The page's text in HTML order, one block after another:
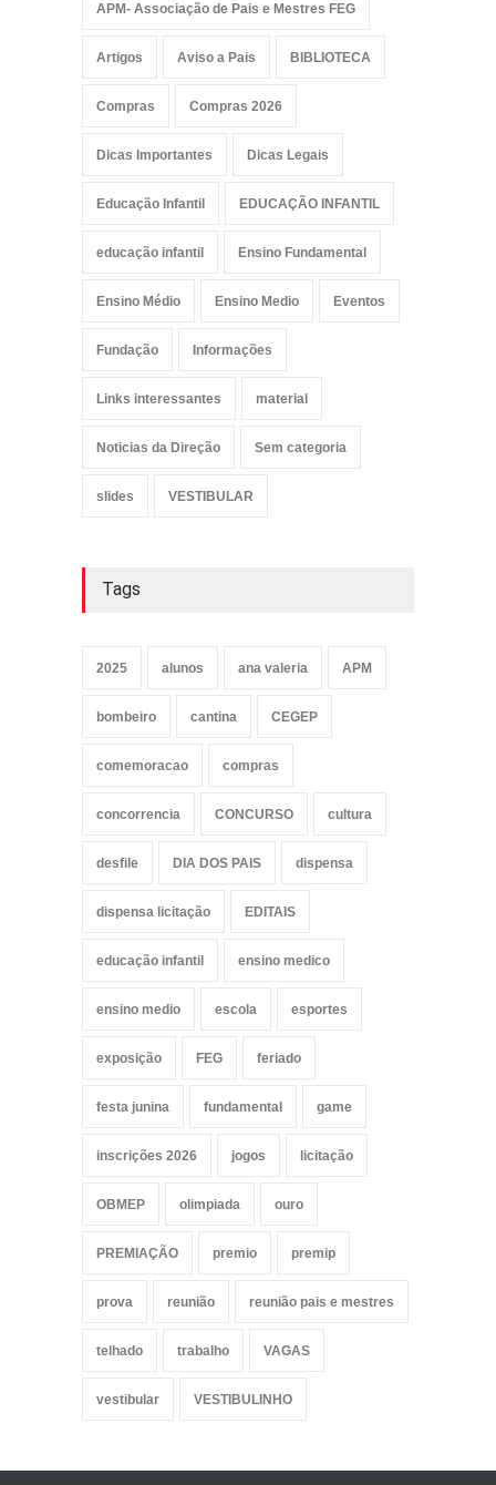
APM- Associação de Pais e Mestres FEG
Artigos Aviso a Pais BIBLIOTECA
Compras Compras 2026
Dicas Importantes Dicas Legais
Educação Infantil EDUCAÇÃO INFANTIL
educação infantil Ensino Fundamental
Ensino Médio Ensino Medio Eventos
Fundação Informações
Links interessantes material
Noticias da Direção Sem categoria
slides VESTIBULAR
Tags
2025 alunos ana valeria APM
bombeiro cantina CEGEP
comemoracao compras
concorrencia CONCURSO cultura
desfile DIA DOS PAIS dispensa
dispensa licitação EDITAIS
educação infantil ensino medico
ensino medio escola esportes
exposição FEG feriado
festa junina fundamental game
inscrições 2026 jogos licitação
OBMEP olimpiada ouro
PREMIAÇÃO premio premip
prova reunião reunião pais e mestres
telhado trabalho VAGAS
vestibular VESTIBULINHO